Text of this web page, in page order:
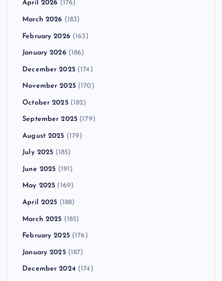
April 2026 (176)
March 2026 (183)
February 2026(163)
January 2026(186)
December 2025(174)
November 2025(170)
October 2025(182)
September 2025 (179)
August 2025 (179)
July 2025 (185)
June 2025 (191)
May 2025 (169)
April 2025 (188)
March 2025 (185)
February 2025(176)
January 2025(187)
December 2024 (174)